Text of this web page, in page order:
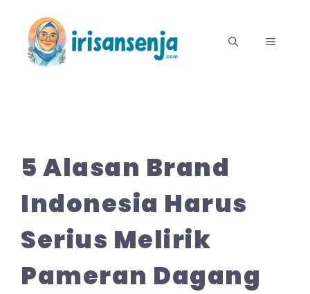
MENU
5 Alasan Brand
Indonesia Harus
Serius Melirik
Pameran Dagang